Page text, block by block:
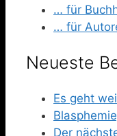
… für
… für
Neueste
Es geht
Der